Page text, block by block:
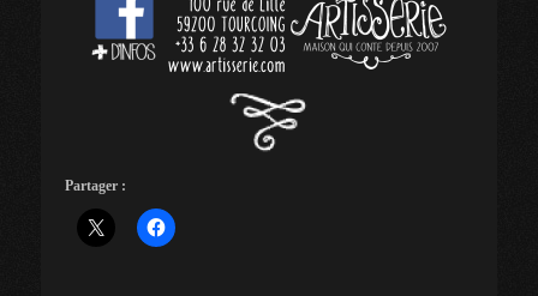
Partager :